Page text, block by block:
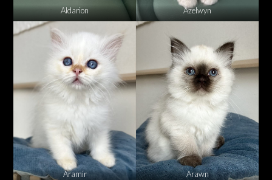
Aldarion Azelwyn
Aramir Arawn